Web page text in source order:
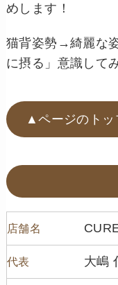
めします！
猫背姿勢→綺麗な
に摂る」意識して
▲ページのトッ
店舗名
代表 大嶋